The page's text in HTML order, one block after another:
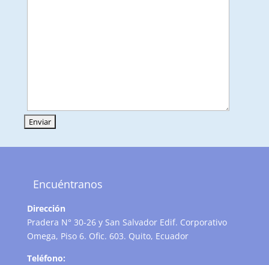
Encuéntranos
Dirección
Pradera N° 30-26 y San Salvador Edif. Corporativo
Omega, Piso 6. Ofic. 603. Quito, Ecuador
Teléfono: